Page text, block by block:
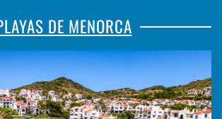
DE MENORCA